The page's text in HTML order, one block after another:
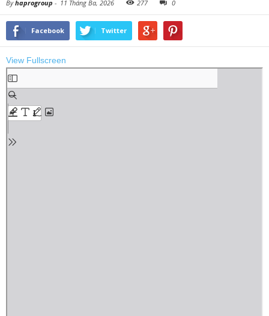
Byhaprogroup - 11 Tháng Ba, 2026 277 0
Facebook Twitter
View Fullscreen